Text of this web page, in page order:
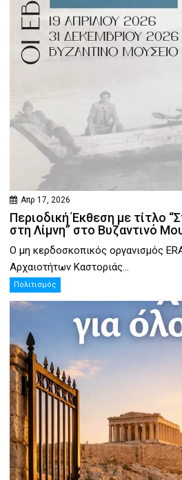
Απρ 17, 2026
Περιοδική Έκθεση με τίτλο
στη Λίμνη” στο Βυζαντινό
Ο μη κερδοσκοπικός οργανισμός
Αρχαιοτήτων Καστοριάς...
Πολιτισμός